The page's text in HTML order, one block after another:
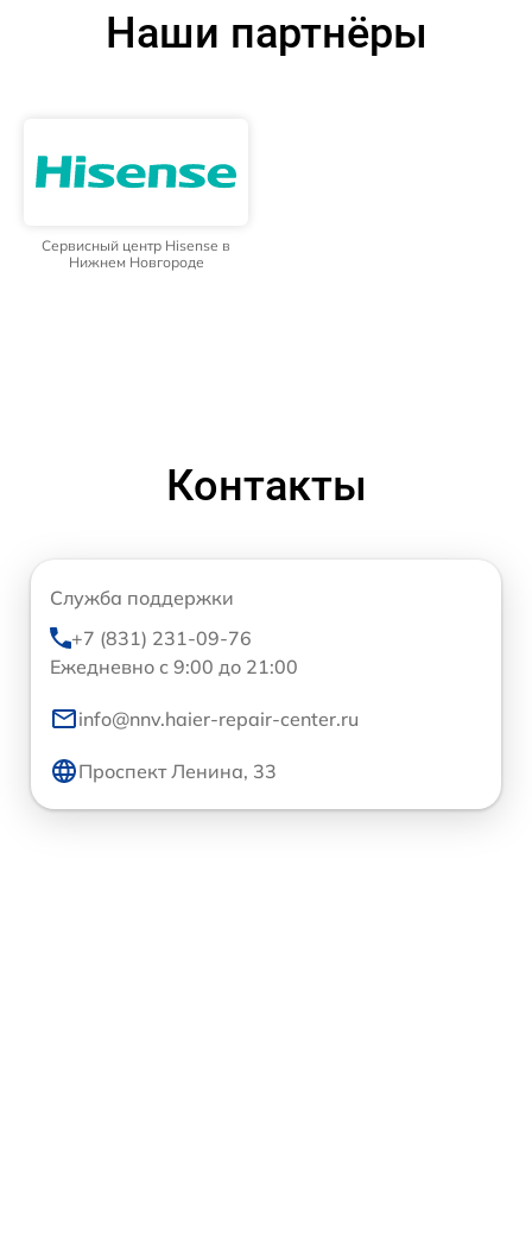
Наши партнёры
Сервисный центр Hisense в
Нижнем Новгороде
Контакты
Служба поддержки
+7 (831) 231-09-76
Ежедневно с 9:00 до 21:00
info@nnv.haier-repair-center.ru
Проспект Ленина, 33